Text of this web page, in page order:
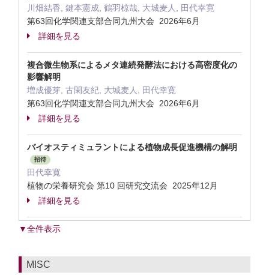
川畑結香, 鍵本憲成, 鶴羽椋哉, 大城麦人, 田代幸寛
第63回化学関連支部合同九州大会 2026年6月
詳細を見る
複合微生物系によるメタ連続発酵法における高密度化の
影響解明
増成優芽, 古閑友紀, 大城麦人, 田代幸寛
第63回化学関連支部合同九州大会 2026年6月
詳細を見る
バイオスティミュラントによる植物成長促進機構の解明
招待
田代幸寛
植物の栄養研究会 第10 回研究交流会 2025年12月
詳細を見る
▼全件表示
MISC